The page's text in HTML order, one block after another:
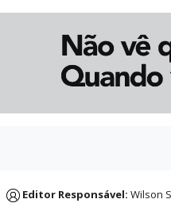
Editor Responsável: Wilson